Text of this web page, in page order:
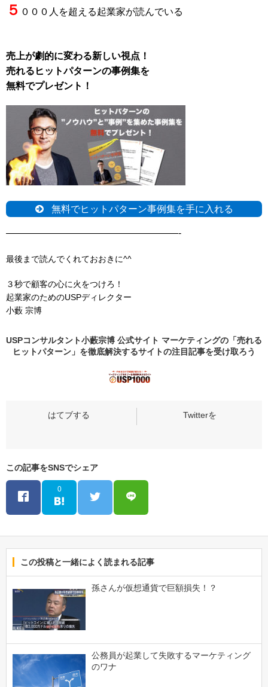
５ ０００人を超える起業家が読んでいる
売上が劇的に変わる新しい視点！
売れるヒットパターンの事例集を
無料でプレゼント！
無料でヒットパターン事例集を手に入れる
——————————————————-
最後まで読んでくれておおきに^^
３秒で顧客の心に火をつけろ！
起業家のためのUSPディレクター
小藪 宗博
USPコンサルタント小藪宗博 公式サイト マーケティングの「売れる
ヒットパターン」を徹底解決するサイトの注目記事を受け取ろう
この記事をSNSでシェア
0
この投稿と一緒によく読まれる記事
孫さんが仮想通貨で巨額損失！？
公務員が起業して失敗するマーケティング
のワナ